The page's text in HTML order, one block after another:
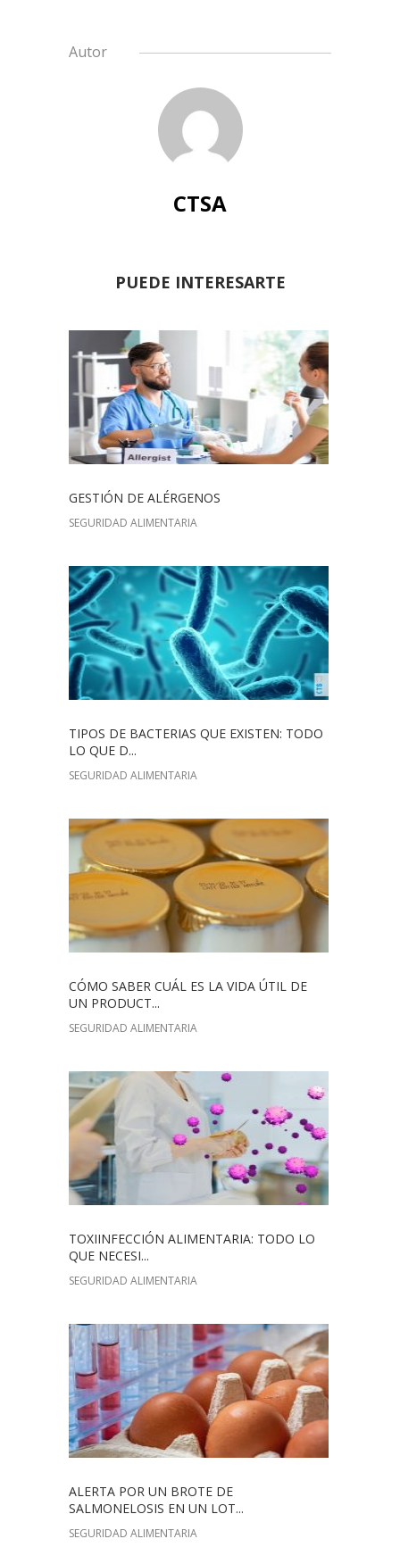
Autor
CTSA
PUEDE INTERESARTE
GESTIÓN DE ALÉRGENOS
SEGURIDAD ALIMENTARIA
TIPOS DE BACTERIAS QUE EXISTEN: TODO
LO QUE D...
SEGURIDAD ALIMENTARIA
CÓMO SABER CUÁL ES LA VIDA ÚTIL DE
UN PRODUCT...
SEGURIDAD ALIMENTARIA
TOXIINFECCIÓN ALIMENTARIA: TODO LO
QUE NECESI...
SEGURIDAD ALIMENTARIA
ALERTA POR UN BROTE DE
SALMONELOSIS EN UN LOT...
SEGURIDAD ALIMENTARIA